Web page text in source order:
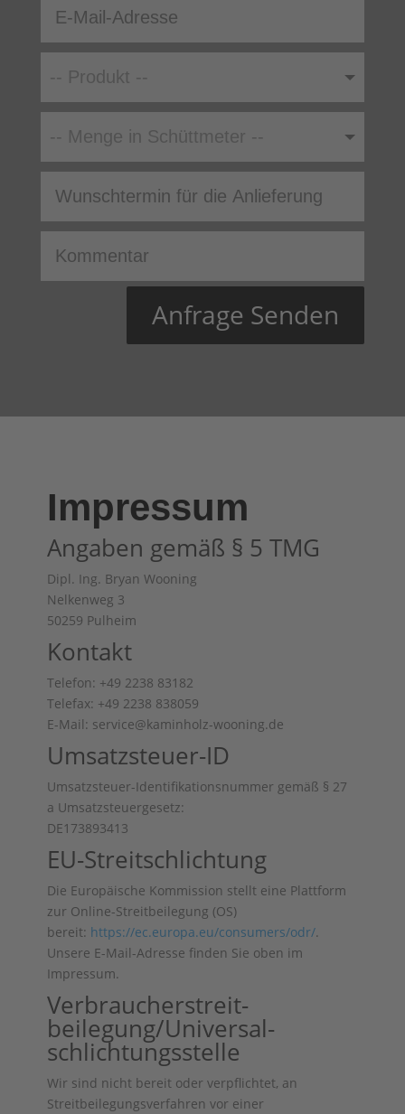
Anfrage Senden
Impressum
Angaben gemäß § 5 TMG
Dipl. Ing. Bryan Wooning
Nelkenweg 3
50259 Pulheim
Kontakt
Telefon: +49 2238 83182
Telefax: +49 2238 838059
E-Mail: service@kaminholz-wooning.de
Umsatzsteuer-ID
Umsatzsteuer-Identifikationsnummer gemäß § 27
a Umsatzsteuergesetz:
DE173893413
EU-Streitschlichtung
Die Europäische Kommission stellt eine Plattform
zur Online-Streitbeilegung (OS)
bereit: https://ec.europa.eu/consumers/odr/.
Unsere E-Mail-Adresse finden Sie oben im
Impressum.
Verbraucher­streit­
beilegung/Universal­
schlichtungs­stelle
Wir sind nicht bereit oder verpflichtet, an
Streitbeilegungsverfahren vor einer